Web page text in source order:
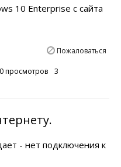
10 Enterprise с сайта
Пожаловаться
просмотров 3
- нет подключения к